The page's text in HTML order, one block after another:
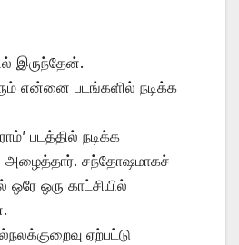
இருந்தேன்.
என்னை படங்களில் நடிக்க
படத்தில் நடிக்க
சந்தோஷமாகச்
ஒரு காட்சியில்
ஏற்பட்டு